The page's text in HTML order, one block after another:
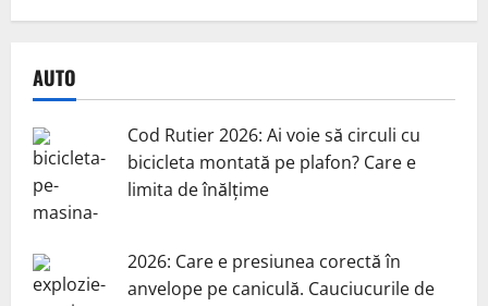
AUTO
Cod Rutier 2026: Ai voie să circuli cu
bicicleta montată pe plafon? Care e
limita de înălțime
2026: Care e presiunea corectă în
anvelope pe caniculă. Cauciucurile de